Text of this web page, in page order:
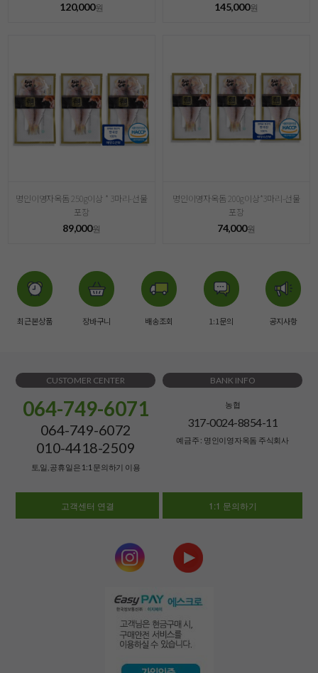
120,000원
145,000원
명인이영자옥돔 250g이상 * 3마리-선물
포장
89,000원
명인이영자옥돔 200g이상*3마리-선물
포장
74,000원
최근본상품 장바구니 배송조회 1:1문의 공지사항
CUSTOMER CENTER
064-749-6071
064-749-6072
010-4418-2509
토,일, 공휴일은 1:1 문의하기 이용
BANK INFO
농협
317-0024-8854-11
예금주 : 명인이영자옥돔 주식회사
고객센터 연결 1:1 문의하기